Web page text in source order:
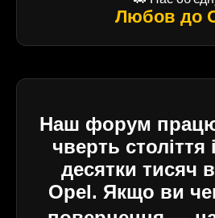
Любов до
Наш форум
чверть століття
десятки тисяч
Opel. Якщо ви